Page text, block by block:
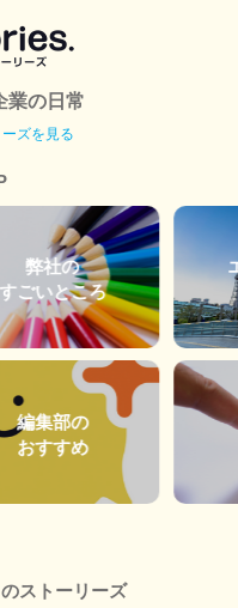
業の日常
ズを見る
弊社の
すごいところ
編集部の
おすすめ
ストーリーズ